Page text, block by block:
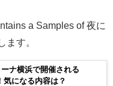
a Samples of夜に
ます。
ナ横浜で開催される
気になる内容は？